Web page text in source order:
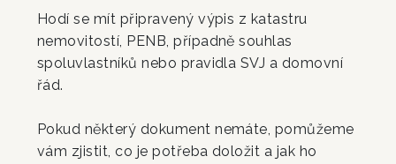
Hodí se mít připravený výpis z katastru
nemovitostí, PENB, případně souhlas
spoluvlastníků nebo pravidla SVJ a domovní
řád.
Pokud některý dokument nemáte, pomůžeme
vám zjistit, co je potřeba doložit a jak ho